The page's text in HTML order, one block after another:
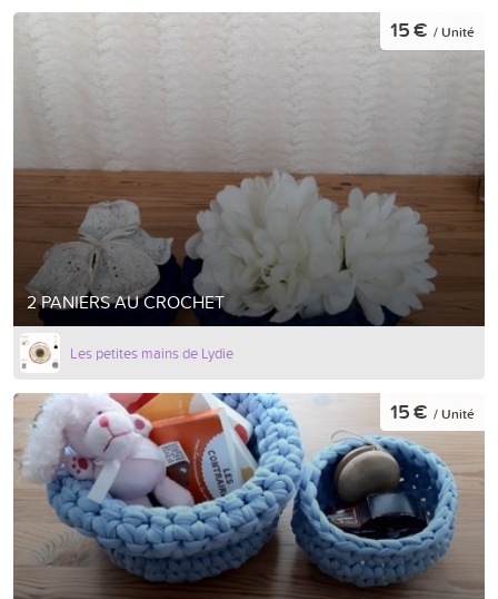
2 PANIERS AU CROCHET
15 € / Unité
Les petites mains de Lydie
15 € / Unité